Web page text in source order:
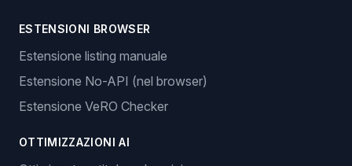
ESTENSIONI BROWSER
Estensione listing manuale
Estensione No-API (nel browser)
Estensione VeRO Checker
OTTIMIZZAZIONI AI